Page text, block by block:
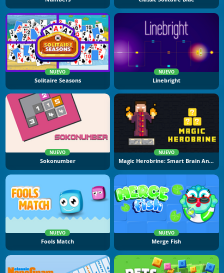
NUEVO
Solitaire Seasons
NUEVO
Linebright
NUEVO
Sokonumber
NUEVO
Magic Herobrine: Smart Brain And Puzzle Quest
NUEVO
Fools Match
NUEVO
Merge Fish